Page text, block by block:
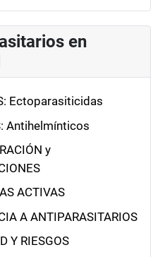
en
Ectoparasiticidas
Antihelmínticos
y
ACTIVAS
A ANTIPARASITARIOS
Y RIESGOS